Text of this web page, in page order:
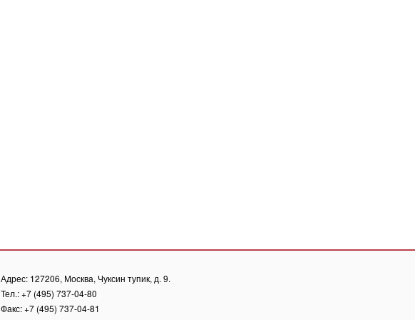
Адрес: 127206, Москва, Чуксин тупик, д. 9.
Тел.: +7 (495) 737-04-80
Факс: +7 (495) 737-04-81